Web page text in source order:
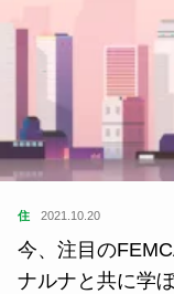
住 2021.10.20
今、注目の
ナルナと共に学